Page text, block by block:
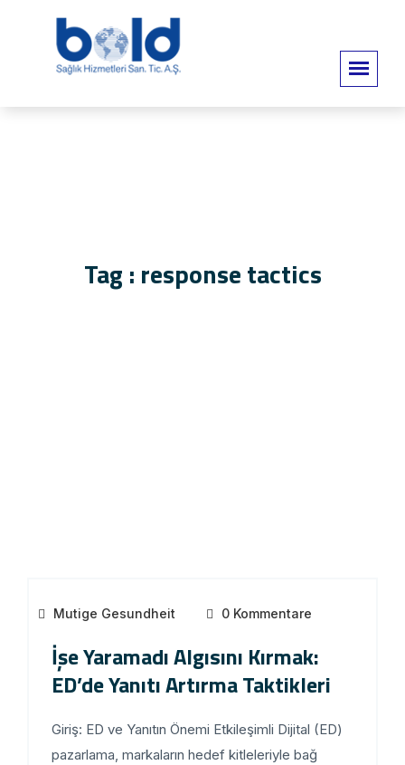
Tag : response tactics
Mutige Gesundheit 0 Kommentare
İşe Yaramadı Algısını Kırmak:
ED’de Yanıtı Artırma Taktikleri
Giriş: ED ve Yanıtın Önemi Etkileşimli Dijital (ED)
pazarlama, markaların hedef kitleleriyle bağ